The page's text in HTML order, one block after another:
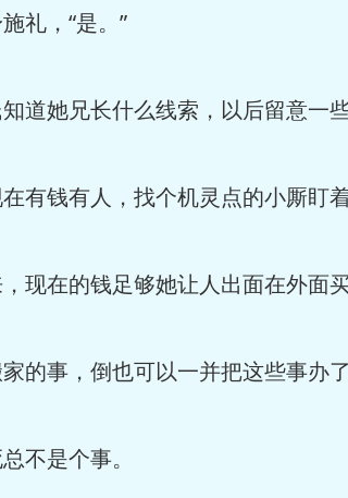
礼，“是。”
道她兄长什么线索，以后留意一些
有钱有人，找个机灵点的小厮盯
现在的钱足够她让人出面在外面
的事，倒也可以一并把这些事办了
不是个事。